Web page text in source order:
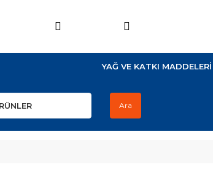
YAĞ VE KATKI MADDELERİ
Ara